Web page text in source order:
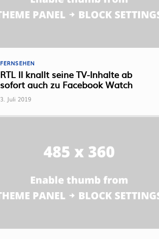
FERNSEHEN
RTL II knallt seine TV-Inhalte ab
sofort auch zu Facebook Watch
3. Juli 2019